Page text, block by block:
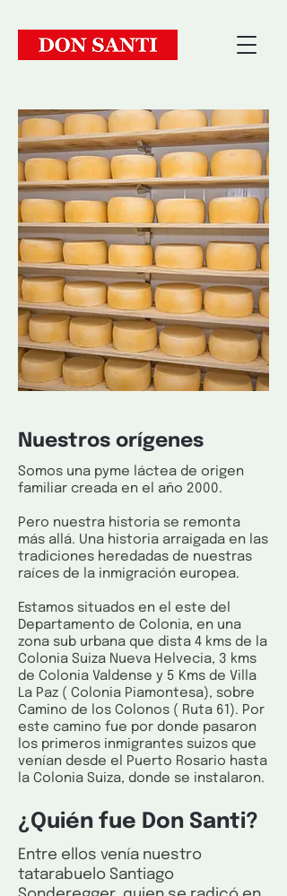
Nuestros orígenes
Somos una pyme láctea de origen
familiar creada en el año 2000.
Pero nuestra historia se remonta
más allá. Una historia arraigada en las
tradiciones heredadas de nuestras
raíces de la inmigración europea.
Estamos situados en el este del
Departamento de Colonia, en una
zona sub urbana que dista 4 kms de la
Colonia Suiza Nueva Helvecia, 3 kms
de Colonia Valdense y 5 Kms de Villa
La Paz ( Colonia Piamontesa), sobre
Camino de los Colonos ( Ruta 61). Por
este camino fue por donde pasaron
los primeros inmigrantes suizos que
venían desde el Puerto Rosario hasta
la Colonia Suiza, donde se instalaron.
¿Quién fue Don Santi?
Entre ellos venía nuestro
tatarabuelo Santiago